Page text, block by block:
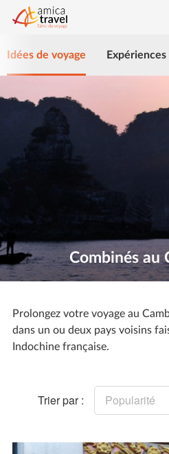
Idées de voyage Expériences
Combinés au
Prolongez votre voyage au
dans un ou deux pays voisins
Indochine française.
Trier par : Popularité